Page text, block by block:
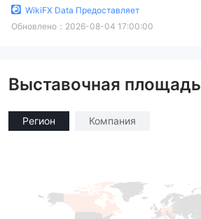
WikiFX Data Предоставляет
Обновлено： 2026-08-04 17:00:00
Выставочная площадь
Регион Компания